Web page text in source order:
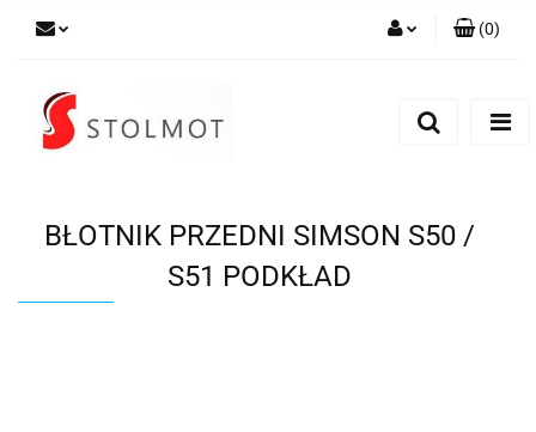
(0)
BŁOTNIK PRZEDNI SIMSON S50 /
S51 PODKŁAD